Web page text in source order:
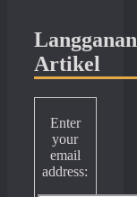
Langganan
Artikel
Enter
your
email
address: